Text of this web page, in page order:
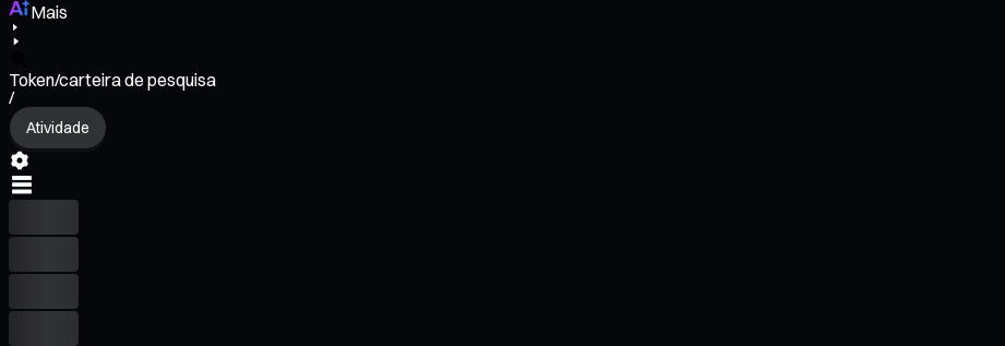
Mais
Token/carteira de pesquisa
/
Atividade